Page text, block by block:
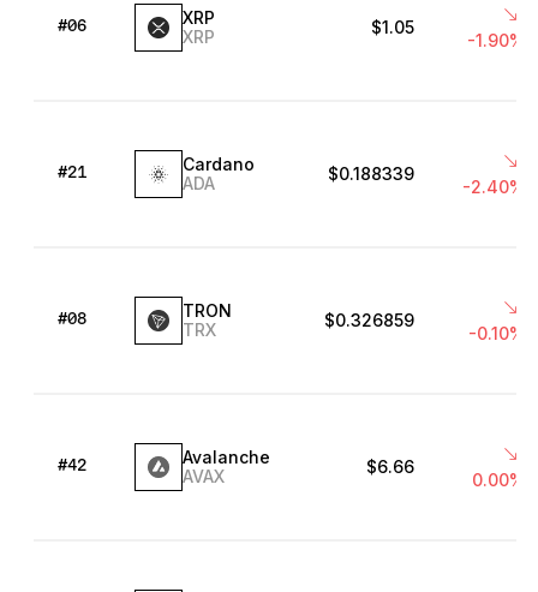
#06
XRP
XRP
$1.05
-1.90%
#21
Cardano
ADA
$0.188339
-2.40%
#08
TRON
TRX
$0.326859
-0.10%
#42
Avalanche
AVAX
$6.66
0.00%